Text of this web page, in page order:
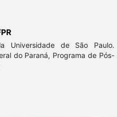
Universidade de São Paulo.
do Paraná, Programa de Pós-